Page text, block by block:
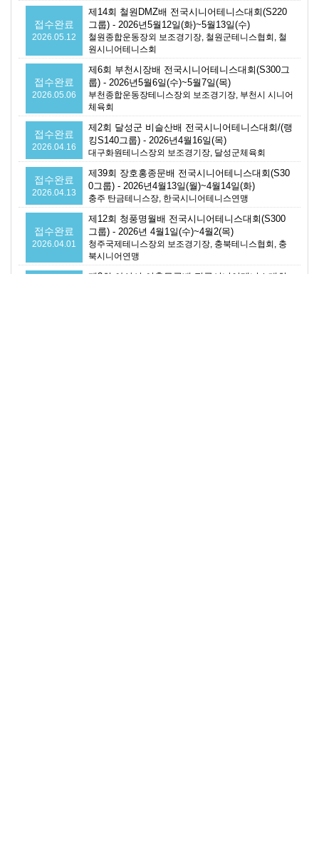
접수완료
2026.05.12
제14회 철원DMZ배 전국시니어테니스대회(S220
그룹) - 2026년5월12일(화)~5월13일(수)
철원종합운동장외 보조경기장, 철원군테니스협회, 철
원시니어테니스회
접수완료
2026.05.06
제6회 부천시장배 전국시니어테니스대회(S300그
룹) - 2026년5월6일(수)~5월7일(목)
부천종합운동장테니스장외 보조경기장, 부천시 시니어
체육회
접수완료
2026.04.16
제2회 달성군 비슬산배 전국시니어테니스대회/(랭
킹S140그룹) - 2026년4월16일(목)
대구화원테니스장외 보조경기장, 달성군체육회
접수완료
2026.04.13
제39회 장호홍종문배 전국시니어테니스대회(S30
0그룹) - 2026년4월13일(월)~4월14일(화)
충주 탄금테니스장, 한국시니어테니스연맹
접수완료
2026.04.01
제12회 청풍명월배 전국시니어테니스대회(S300
그룹) - 2026년 4월1일(수)~4월2(목)
청주국제테니스장외 보조경기장, 충북테니스협회, 충
북시니어연맹
제3회 아산시 이충무공배 전국시니어테니스대회